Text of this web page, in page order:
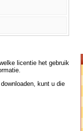
licentie het gebruik
kunt u die